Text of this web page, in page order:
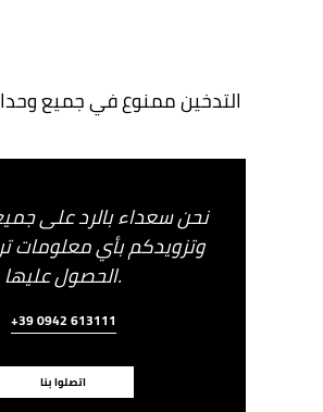
التدخين ممنوع في جميع
نحن سعداء بالرد على
وتزويدكم بأي معلومات
الحصول عليها.
+39 0942 613111
اتصلوا بنا